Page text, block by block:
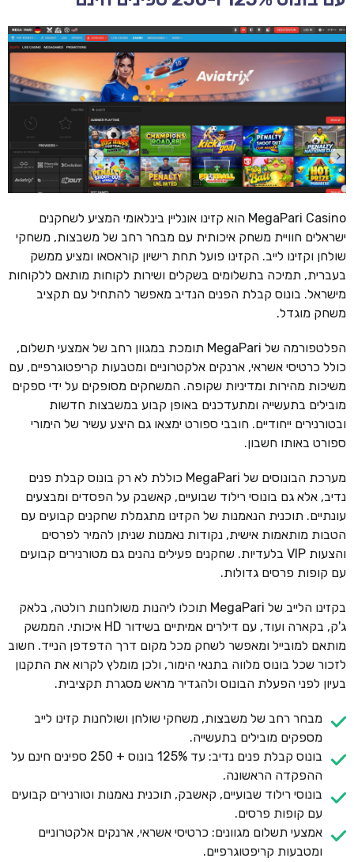
MegaPari Casino הוא קזינו אונליין בינלאומי המציע לשחקנים
ישראלים חוויית משחק איכותית עם מבחר רחב של משבצות, משחקי
שולחן וקזינו לייב. הקזינו פועל תחת רישיון קוראסאו ומציע ממשק
בעברית, תמיכה בתשלומים בשקלים ושירות לקוחות מותאם ללקוחות
מישראל. בונוס קבלת הפנים הנדיב מאפשר להתחיל עם תקציב
משחק מוגדל.
הפלטפורמה של MegaPari תומכת במגוון רחב של אמצעי תשלום,
כולל כרטיסי אשראי, ארנקים אלקטרוניים ומטבעות קריפטוגרפיים, עם
משיכות מהירות ומדיניות שקופה. המשחקים מסופקים על ידי ספקים
מובילים בתעשייה ומתעדכנים באופן קבוע במשבצות חדשות
ובטורנירים ייחודיים. חובבי ספורט ימצאו גם היצע עשיר של הימורי
ספורט באותו חשבון.
מערכת הבונוסים של MegaPari כוללת לא רק בונוס קבלת פנים
נדיב, אלא גם בונוסי רילוד שבועיים, קאשבק על הפסדים ומבצעים
עונתיים. תוכנית הנאמנות של הקזינו מתגמלת שחקנים קבועים עם
הטבות מותאמות אישית, נקודות נאמנות שניתן להמיר לפרסים
והצעות VIP בלעדיות. שחקנים פעילים נהנים גם מטורנירים קבועים
עם קופות פרסים גדולות.
בקזינו הלייב של MegaPari תוכלו ליהנות משולחנות רולטה, בלאק
ג'ק, בקארה ועוד, עם דילרים אמיתיים בשידור HD איכותי. הממשק
מותאם למובייל ומאפשר לשחק מכל מקום דרך הדפדפן הנייד. חשוב
לזכור שכל בונוס מלווה בתנאי הימור, ולכן מומלץ לקרוא את התקנון
בעיון לפני הפעלת הבונוס ולהגדיר מראש מסגרת תקציבית.
מבחר רחב של משבצות, משחקי שולחן ושולחנות קזינו לייב
מספקים מובילים בתעשייה.
בונוס קבלת פנים נדיב: עד 125% בונוס + 250 ספינים חינם על
ההפקדה הראשונה.
בונוסי רילוד שבועיים, קאשבק, תוכנית נאמנות וטורנירים קבועים
עם קופות פרסים.
אמצעי תשלום מגוונים: כרטיסי אשראי, ארנקים אלקטרוניים
ומטבעות קריפטוגרפיים.